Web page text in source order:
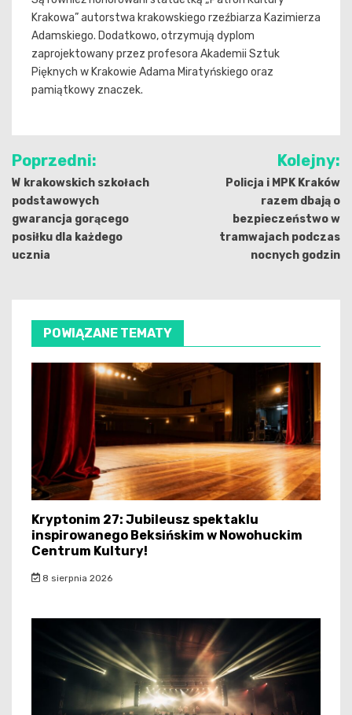
Krakowa” autorstwa krakowskiego rzeźbiarza Kazimierza
Adamskiego. Dodatkowo, otrzymują dyplom
zaprojektowany przez profesora Akademii Sztuk
Pięknych w Krakowie Adama Miratyńskiego oraz
pamiątkowy znaczek.
Nawigacja
wpisu
Poprzedni:
W krakowskich szkołach
podstawowych
gwarancja gorącego
posiłku dla każdego
ucznia
Kolejny:
Policja i MPK Kraków
razem dbają o
bezpieczeństwo w
tramwajach podczas
nocnych godzin
POWIĄZANE TEMATY
Kryptonim 27: Jubileusz spektaklu
inspirowanego Beksińskim w Nowohuckim
Centrum Kultury!
8 sierpnia 2026